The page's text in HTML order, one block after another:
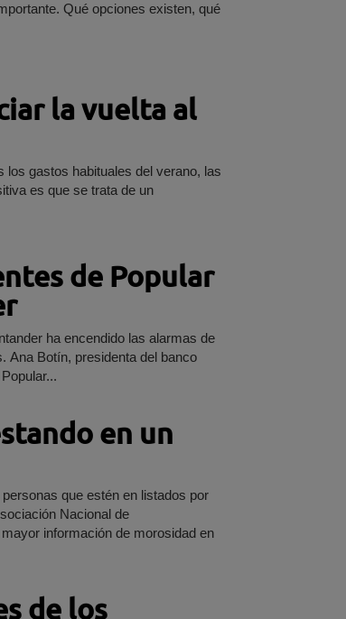
Qué opciones existen, qué
la vuelta al
los gastos habituales del verano, las
es que se trata de un
de Popular
ha encendido las alarmas de
Ana Botín, presidenta del banco
clientes de Popular...
en un
que estén en listados por
Nacional de
información de morosidad en
de los